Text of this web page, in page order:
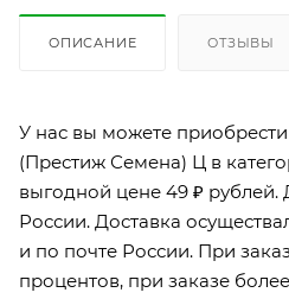
ОПИСАНИЕ ОТЗЫВЫ
У нас вы можете
(Престиж Семена) Ц в
выгодной цене 49 ₽ рублей.
России. Доставка
и по почте России. При
процентов, при заказе